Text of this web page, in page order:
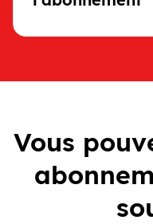
Vous